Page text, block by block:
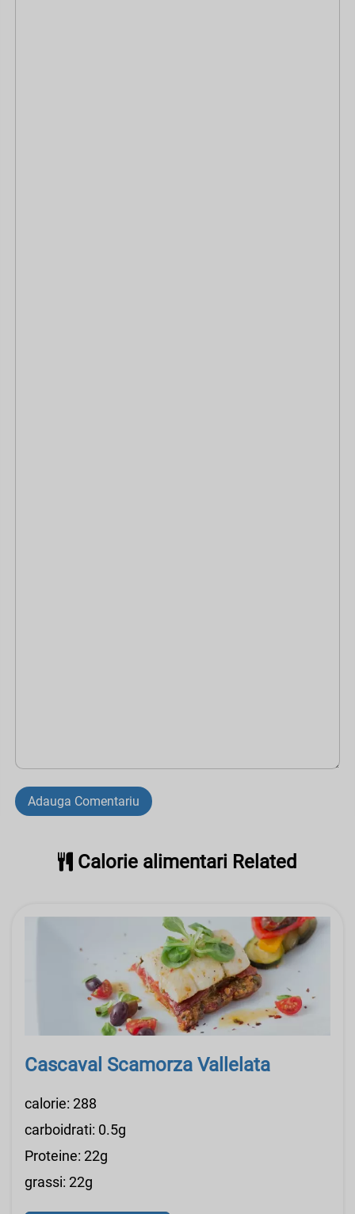
Adauga Comentariu
Calorie alimentari Related
Cascaval Scamorza Vallelata
calorie: 288
carboidrati: 0.5g
Proteine: 22g
grassi: 22g